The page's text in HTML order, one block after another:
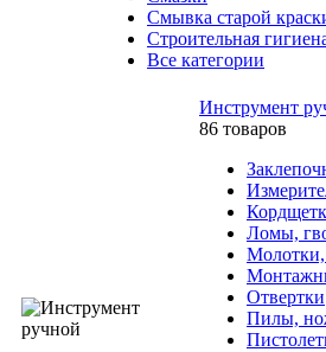
Смывка старой
Строительная
Все категории
Инструмент
86 товаров
Ломы,
Отвертки
Пилы,